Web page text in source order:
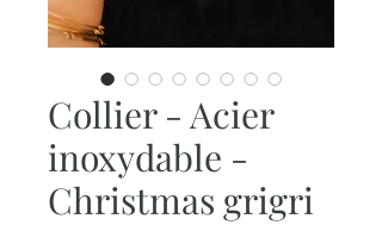
Collier - Acier
inoxydable -
Christmas grigri